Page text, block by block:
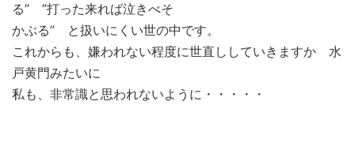
る” ”打った来れば泣きべそ
かぶる” と扱いにくい世の中です。
これからも、嫌われない程度に世直ししていきますか 水
戸黄門みたいに
私も、非常識と思われないように・・・・・